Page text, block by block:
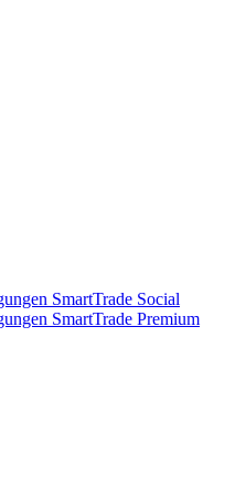
SmartTrade Social
SmartTrade Premium